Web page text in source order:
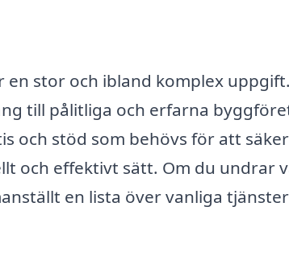
stor och ibland komplex
till pålitliga och erfarna
och stöd som behövs för att
och effektivt sätt. Om du undrar
en lista över vanliga